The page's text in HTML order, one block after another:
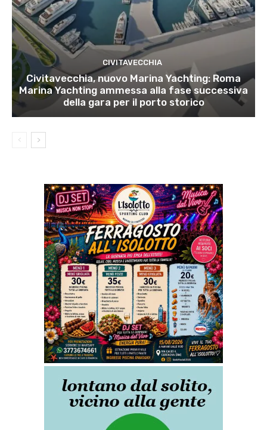
CIVITAVECCHIA
Civitavecchia, nuovo Marina Yachting: Roma
Marina Yachting ammessa alla fase successiva
della gara per il porto storico